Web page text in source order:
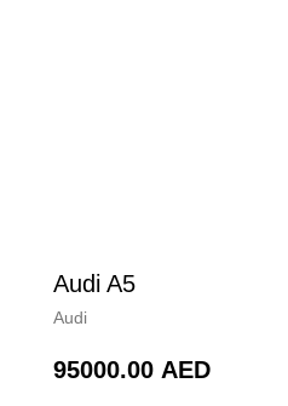
Audi A5
Audi
95000.00 AED